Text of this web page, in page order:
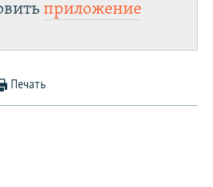
приложение
Печать